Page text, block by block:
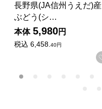
長野県(JA信州うえだ)産
ぶどう(シ…
本体 5,980円
税込 6,458.40円